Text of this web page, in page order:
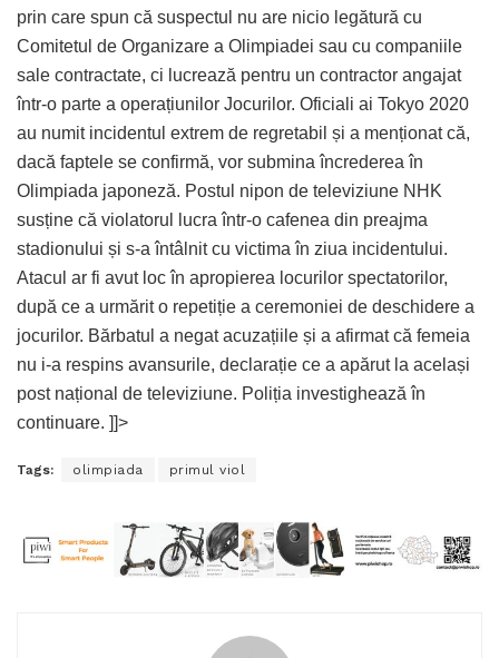
prin care spun că suspectul nu are nicio legătură cu
Comitetul de Organizare a Olimpiadei sau cu companiile
sale contractate, ci lucrează pentru un contractor angajat
într-o parte a operațiunilor Jocurilor. Oficiali ai Tokyo 2020
au numit incidentul extrem de regretabil și a menționat că,
dacă faptele se confirmă, vor submina încrederea în
Olimpiada japoneză. Postul nipon de televiziune NHK
susține că violatorul lucra într-o cafenea din preajma
stadionului și s-a întâlnit cu victima în ziua incidentului.
Atacul ar fi avut loc în apropierea locurilor spectatorilor,
după ce a urmărit o repetiție a ceremoniei de deschidere a
jocurilor. Bărbatul a negat acuzațiile și a afirmat că femeia
nu i-a respins avansurile, declarație ce a apărut la același
post național de televiziune. Poliția investighează în
continuare. ]]>
Tags: olimpiada primul viol